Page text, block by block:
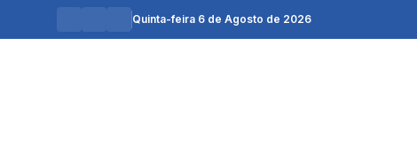
Quinta-feira 6 de Agosto de 2026